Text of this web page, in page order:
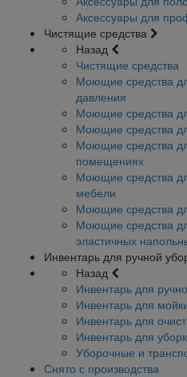
Аксессуары для
Чистящие средства
Назад
Чистящие средства
Моющие средства
давления
Моющие средства
Моющие средства
Моющие средства
помещениях
Моющие средства
мебели
Моющие средства
Моющие средства
эластичных
Инвентарь для ручной
Назад
Инвентарь для
Инвентарь для
Инвентарь для
Инвентарь для
Уборочные и
Снято с производства